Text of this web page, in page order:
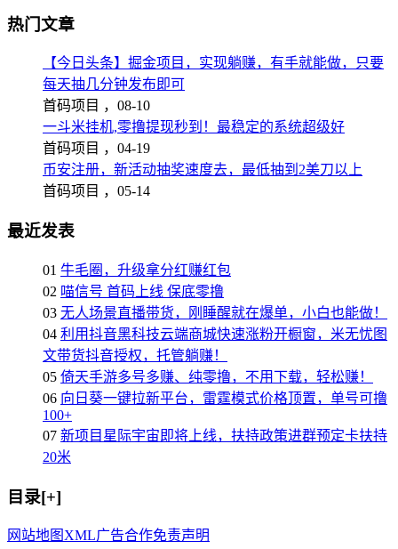
热门文章
【今日头条】掘金项目，实现躺赚，有手就能做，只要
每天抽几分钟发布即可
首码项目 ， 08-10
一斗米挂机,零撸提现秒到！最稳定的系统超级好
首码项目 ， 04-19
币安注册，新活动抽奖速度去，最低抽到2美刀以上
首码项目 ， 05-14
最近发表
01 牛毛圈，升级拿分红赚红包
02 喵信号 首码上线 保底零撸
03 无人场景直播带货，刚睡醒就在爆单，小白也能做！
04 利用抖音黑科技云端商城快速涨粉开橱窗，米无忧图
文带货抖音授权，托管躺赚！
05 倚天手游多号多赚、纯零撸，不用下载，轻松赚！
06 向日葵一键拉新平台，雷霆模式价格顶置，单号可撸
100+
07 新项目星际宇宙即将上线，扶持政策进群预定卡扶持
20米
目录[+]
网站地图 XML广告合作免责声明